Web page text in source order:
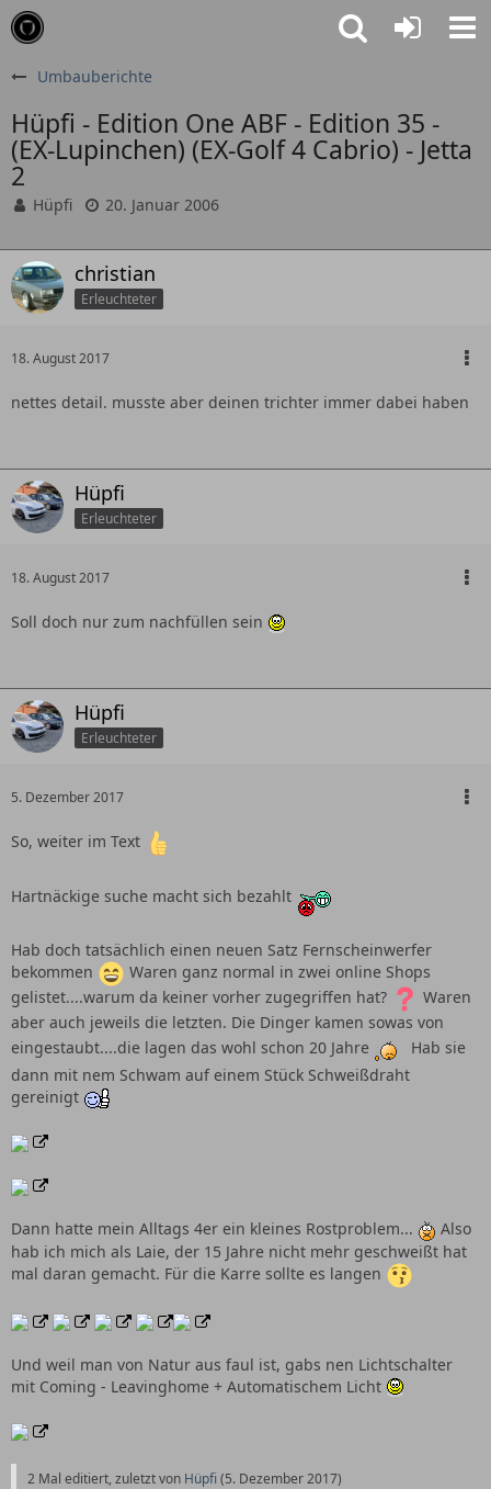
Umbauberichte
Hüpfi - Edition One ABF - Edition 35 -
(EX-Lupinchen) (EX-Golf 4 Cabrio) - Jetta
2
Hüpfi 20. Januar 2006
christian
Erleuchteter
18. August 2017
nettes detail. musste aber deinen trichter immer dabei haben
Hüpfi
Erleuchteter
18. August 2017
Soll doch nur zum nachfüllen sein
Hüpfi
Erleuchteter
5. Dezember 2017
So, weiter im Text
Hartnäckige suche macht sich bezahlt
Hab doch tatsächlich einen neuen Satz Fernscheinwerfer
bekommen
Waren ganz normal in zwei online Shops
gelistet....warum da keiner vorher zugegriffen hat?
Waren
aber auch jeweils die letzten. Die Dinger kamen sowas von
eingestaubt....die lagen das wohl schon 20 Jahre
Hab sie
dann mit nem Schwam auf einem Stück Schweißdraht
gereinigt
Dann hatte mein Alltags 4er ein kleines Rostproblem...
Also
hab ich mich als Laie, der 15 Jahre nicht mehr geschweißt hat
mal daran gemacht. Für die Karre sollte es langen
Und weil man von Natur aus faul ist, gabs nen Lichtschalter
mit Coming - Leavinghome + Automatischem Licht
2 Mal editiert, zuletzt von Hüpfi(5. Dezember 2017)